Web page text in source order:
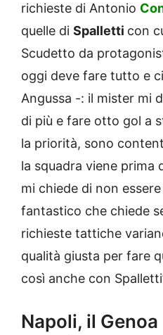
richieste di Antonio
quelle di Spalletti con
Scudetto da
oggi deve fare tutto e
Angussa -: il mister mi
di più e fare otto gol a
la priorità, sono
la squadra viene prima
mi chiede di non
fantastico che chiede
richieste tattiche
qualità giusta per fare
così anche con
Napoli, il